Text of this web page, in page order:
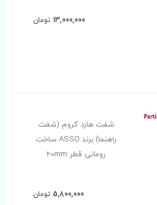
13,000,000 تومان
شفت هارد کروم (شفت
راهنما) برند ASSO ساخت
رومانی قطر 20mm
5,800,000 تومان